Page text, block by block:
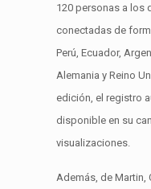
120 personas a los
conectadas de
Perú, Ecuador,
Alemania y Reino
edición, el registro
disponible en su
visualizaciones.
Además, de Martin,